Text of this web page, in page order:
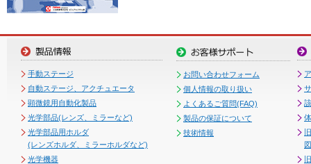
手動ステージ
自動ステージ、アクチュエータ
顕微鏡用自動化製品
光学部品(レンズ、ミラーなど)
光学部品用ホルダ
(レンズホルダ、ミラーホルダなど)
光学機器
お問い合わせフォーム
個人情報の取り扱い
よくあるご質問(FAQ)
製品の保証について
技術情報